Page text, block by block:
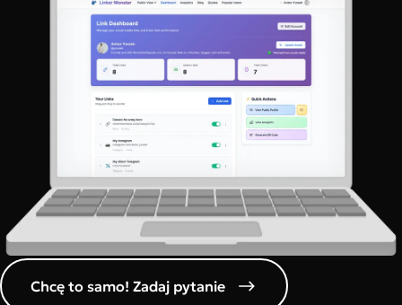
Chcę to samo! Zadaj pytanie